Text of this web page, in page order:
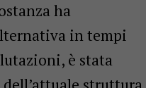
ha
in tempi
è stata